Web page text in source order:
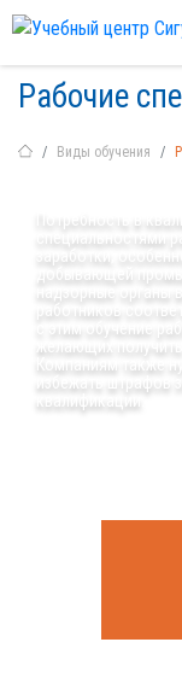
Рабочие
Виды обучения
Потребность в
специальностями
заработки,
добывающей
надзорные органы
работников
с этим обучение
желающих
Компаниям также
избежать штрафов
квалификации.